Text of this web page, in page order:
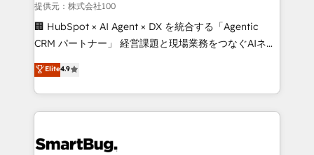
提供元：株式会社100
🏢 HubSpot × AI Agent × DX を統合する「Agentic
CRM パートナー」 経営課題と現場業務をつなぐAIネイ
ティブ・エージェンシーとして、HubSpot Eliteの実装
力で顧客フロント業務を再設計します。 💡 100inc は何
をする会社か？ HubSpotを共通基盤に、AIエージェン
トを組み込んだ顧客フロント業務（マーケティング・営
ィブ・エージェンシーです。事業部・グループ会社・部
Elite4.9